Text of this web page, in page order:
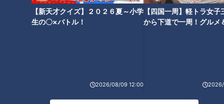
【新天才クイズ】２０２６夏～小学
生の〇×バトル！
2026/08/09 12:00
【四国一周】軽トラ女子
から下道で一周！グルメ
市で愛されるパンケーキも調査